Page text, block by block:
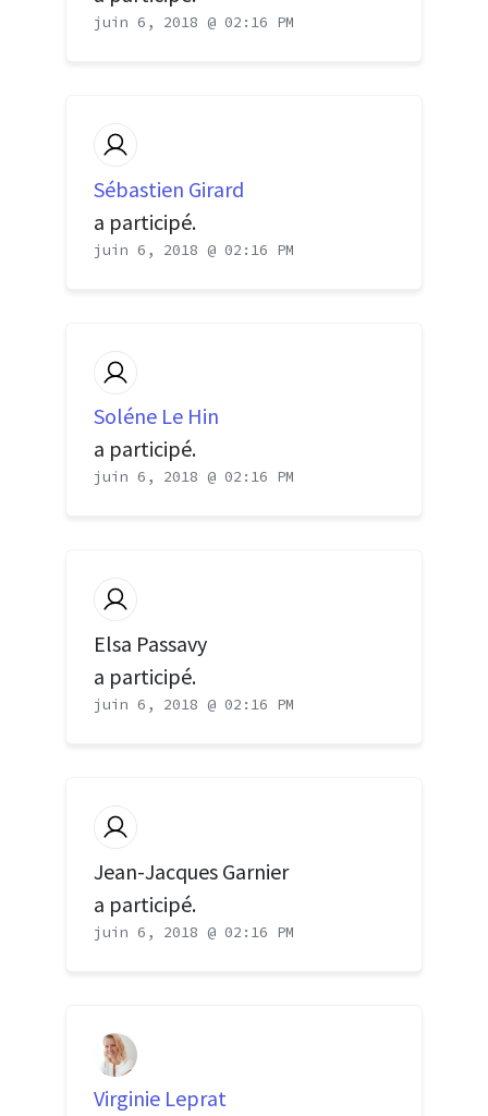
juin 6, 2018 @ 02:16 PM
Sébastien Girard
a participé.
juin 6, 2018 @ 02:16 PM
Soléne Le Hin
a participé.
juin 6, 2018 @ 02:16 PM
Elsa Passavy
a participé.
juin 6, 2018 @ 02:16 PM
Jean-Jacques Garnier
a participé.
juin 6, 2018 @ 02:16 PM
Virginie Leprat